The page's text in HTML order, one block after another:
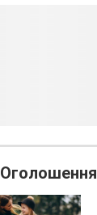
Оголошення